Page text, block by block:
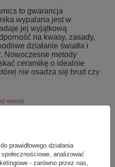
to gwarancja
wypalana jest w
jej wyjątkową
na kwasy, zasady,
działanie światła i
Nowoczesne metody
ceramikę o idealnie
nie osadza się brud czy
sfokusowana jest na
o 33%. Wszystkie
w 100% biodegradowalne.
to nie hasła do reklamy to
wyróżnienie Eco-
więcej
RAK Ceramics Distribution
Europe srl
Więcej
prawidłowego działania
analizować
- zarówno przez nas,